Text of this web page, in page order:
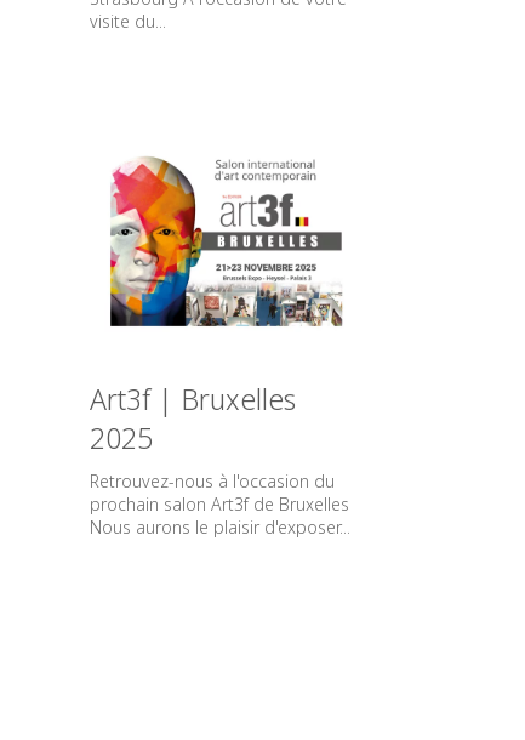
visite du...
Art3f | Bruxelles
2025
Retrouvez-nous à l'occasion du
prochain salon Art3f de Bruxelles
Nous aurons le plaisir d'exposer...